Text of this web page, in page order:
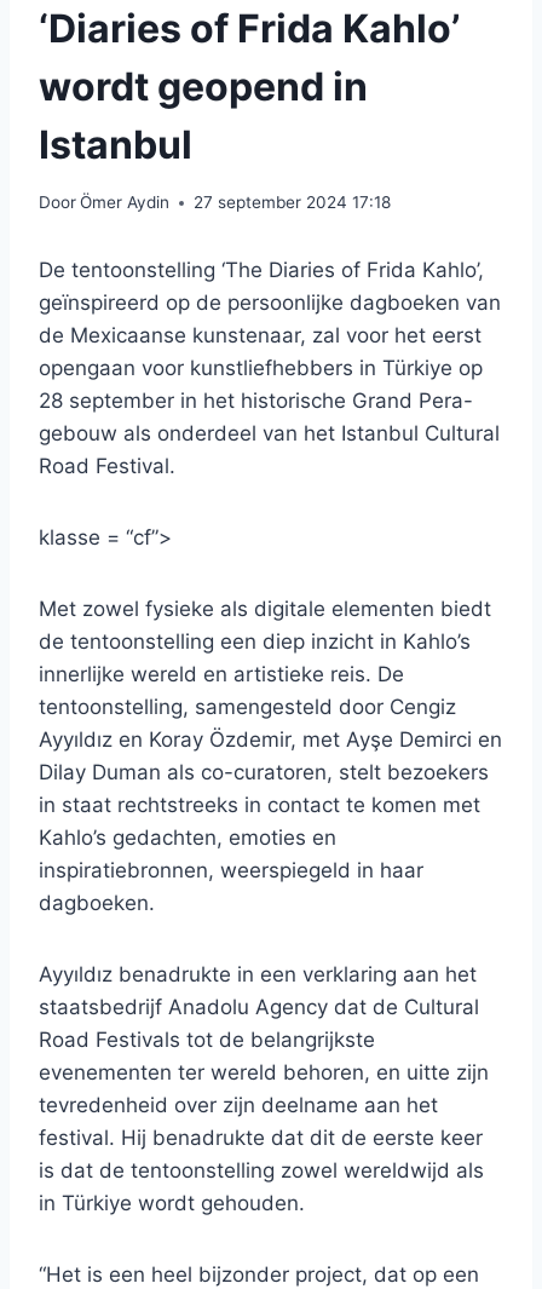
‘Diaries of Frida Kahlo’
wordt geopend in
Istanbul
DoorÖmer Aydin 27 september 2024 17:18
De tentoonstelling ‘The Diaries of Frida Kahlo’,
geïnspireerd op de persoonlijke dagboeken van
de Mexicaanse kunstenaar, zal voor het eerst
opengaan voor kunstliefhebbers in Türkiye op
28 september in het historische Grand Pera-
gebouw als onderdeel van het Istanbul Cultural
Road Festival.
klasse = “cf”>
Met zowel fysieke als digitale elementen biedt
de tentoonstelling een diep inzicht in Kahlo’s
innerlijke wereld en artistieke reis. De
tentoonstelling, samengesteld door Cengiz
Ayyıldız en Koray Özdemir, met Ayşe Demirci en
Dilay Duman als co-curatoren, stelt bezoekers
in staat rechtstreeks in contact te komen met
Kahlo’s gedachten, emoties en
inspiratiebronnen, weerspiegeld in haar
dagboeken.
Ayyıldız benadrukte in een verklaring aan het
staatsbedrijf Anadolu Agency dat de Cultural
Road Festivals tot de belangrijkste
evenementen ter wereld behoren, en uitte zijn
tevredenheid over zijn deelname aan het
festival. Hij benadrukte dat dit de eerste keer
is dat de tentoonstelling zowel wereldwijd als
in Türkiye wordt gehouden.
“Het is een heel bijzonder project, dat op een